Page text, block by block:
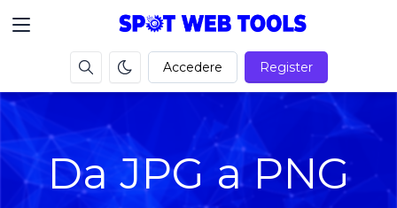
Accedere Register
Da JPG a PNG